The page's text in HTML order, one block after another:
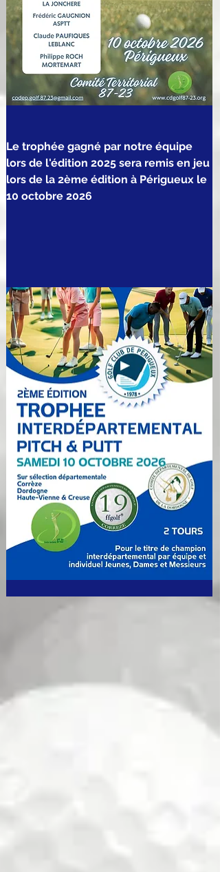
Le trophée gagné par notre équipe
lors de l'édition 2025 sera remis en jeu
lors de la 2ème édition à Périgueux le
10 octobre 2026